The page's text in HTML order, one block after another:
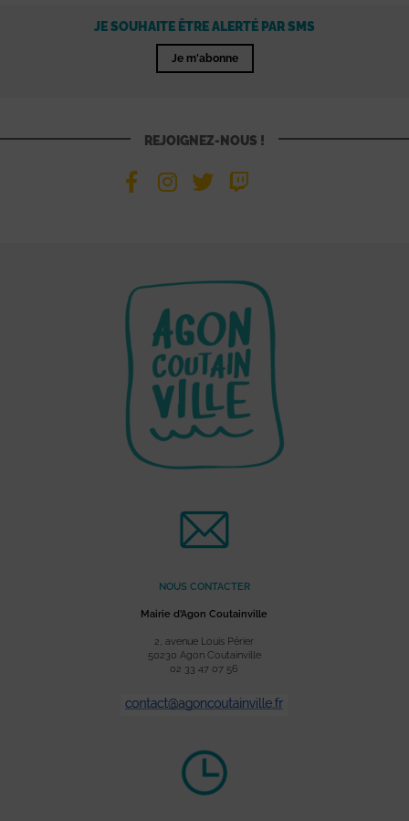
JE SOUHAITE ÊTRE ALERTÉ PAR SMS
Je m'abonne
REJOIGNEZ-NOUS !
NOUS CONTACTER
Mairie d’Agon Coutainville
2, avenue Louis Périer
50230 Agon Coutainville
02 33 47 07 56